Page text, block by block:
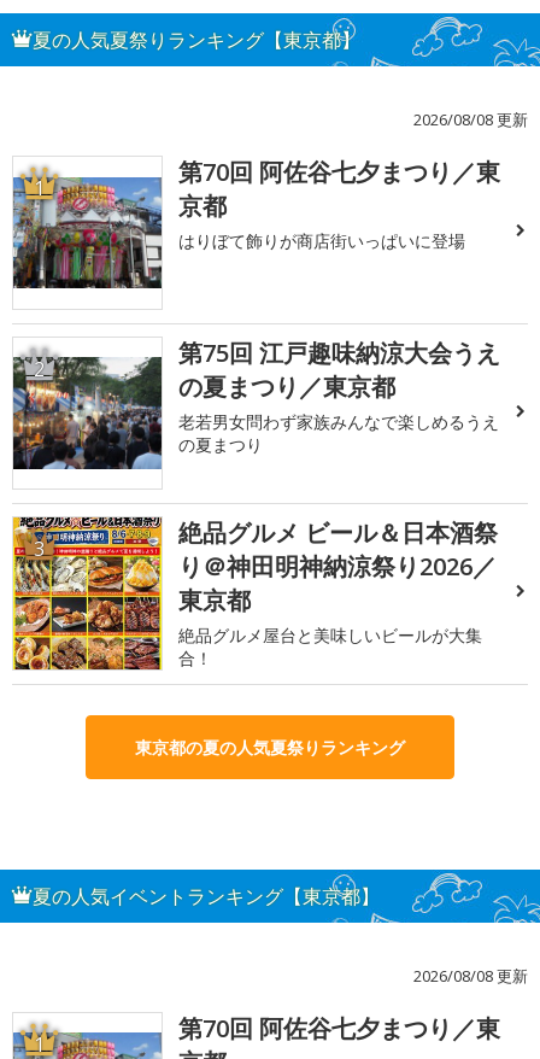
夏の人気夏祭りランキング【東京都】
2026/08/08 更新
1
第70回 阿佐谷七夕まつり／東
京都
はりぼて飾りが商店街いっぱいに登場
2
第75回 江戸趣味納涼大会うえ
の夏まつり／東京都
老若男女問わず家族みんなで楽しめるうえ
の夏まつり
3
絶品グルメ ビール＆日本酒祭
り＠神田明神納涼祭り2026／
東京都
絶品グルメ屋台と美味しいビールが大集
合！
東京都の夏の人気夏祭りランキング
夏の人気イベントランキング【東京都】
2026/08/08 更新
1
第70回 阿佐谷七夕まつり／東